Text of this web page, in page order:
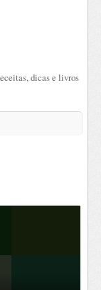
dicas e livros